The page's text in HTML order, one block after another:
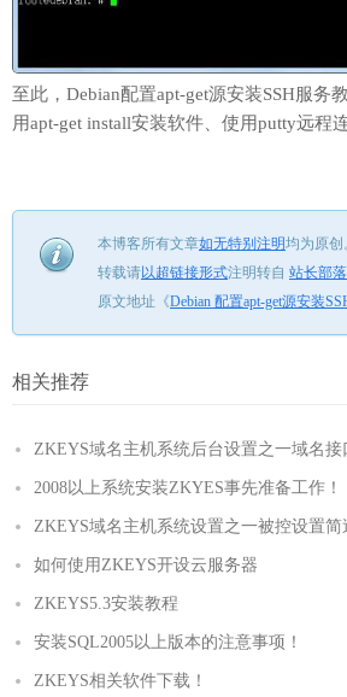
至此，Debian配置apt-get源安装SSH服务
用apt-get install安装软件、使用putty远程
本博客所有文章如无特别注明均为原创
转载请以超链接形式注明转自 站长部落
原文地址《Debian 配置apt-get源安装
相关推荐
ZKEYS域名主机系统后台设置之一域名接
2008以上系统安装ZKYES事先准备工作！
ZKEYS域名主机系统设置之一被控设置简
如何使用ZKEYS开设云服务器
ZKEYS5.3安装教程
安装SQL2005以上版本的注意事项！
ZKEYS相关软件下载！